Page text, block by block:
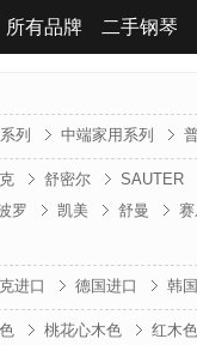
所有品牌 二手钢琴
列 中端家用系列
舒密尔
SAUTER
罗 凯美 舒曼
进口 德国进口 韩
桃花心木色 红木色